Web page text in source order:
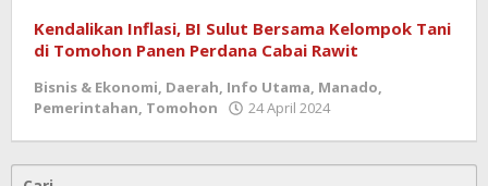
Kendalikan Inflasi, BI Sulut Bersama Kelompok Tani
di Tomohon Panen Perdana Cabai Rawit
Bisnis & Ekonomi, Daerah, Info Utama, Manado,
Pemerintahan, Tomohon 24 April 2024